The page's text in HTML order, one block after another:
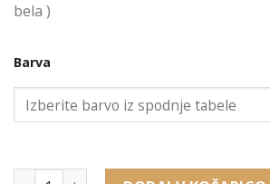
bela )
Barva
11810N embalaža za obesek, uhane,